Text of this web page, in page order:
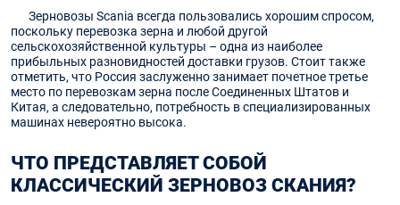
Зерновозы Scania всегда пользовались хорошим спросом,
поскольку перевозка зерна и любой другой
сельскохозяйственной культуры – одна из наиболее
прибыльных разновидностей доставки грузов. Стоит также
отметить, что Россия заслуженно занимает почетное третье
место по перевозкам зерна после Соединенных Штатов и
Китая, а следовательно, потребность в специализированных
машинах невероятно высока.
ЧТО ПРЕДСТАВЛЯЕТ СОБОЙ
КЛАССИЧЕСКИЙ ЗЕРНОВОЗ СКАНИЯ?